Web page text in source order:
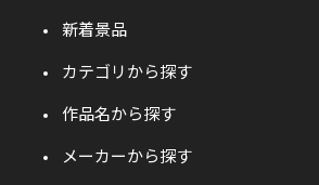
新着景品
カテゴリから探す
作品名から探す
メーカーから探す